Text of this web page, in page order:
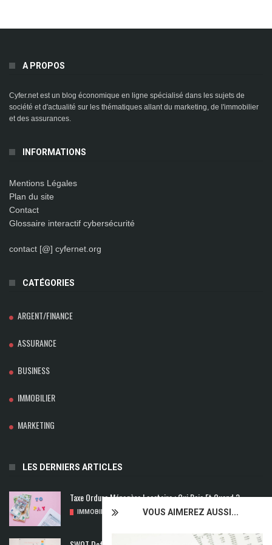
VOUS AIMEREZ AUSSI...
A PROPOS
Cyfer.net est un blog économique en ligne spécialisé dans les sujets de
société et d'actualité sur les thématiques allant du marketing, de l'immobilier
et des assurances.
INFORMATIONS
Mentions Légales
Plan du site
Contact
Glossaire interactif cybersécurité
contact [@] cyfernet.org
CATÉGORIES
ARGENT/FINANCE
ASSURANCE
BUSINESS
IMMOBILIER
MARKETING
LES DERNIERS ARTICLES
Taxe Ordure Ménagère Locataire : Qui Paie Et Quand ?
IMMOBILIER / 04/08/2026